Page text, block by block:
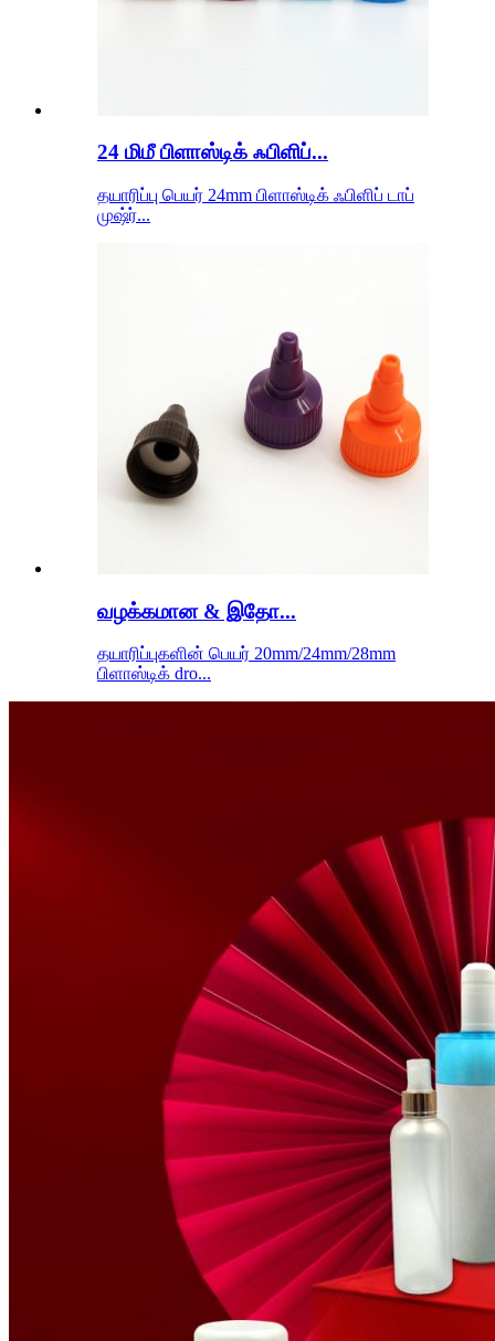
24 மிமீ பிளாஸ்டிக் ஃபிளிப்...
தயாரிப்பு பெயர் 24mm பிளாஸ்டிக் ஃபிளிப் டாப்
முஷ்ர்...
வழக்கமான & இதோ...
தயாரிப்புகளின் பெயர் 20mm/24mm/28mm
பிளாஸ்டிக் dro...